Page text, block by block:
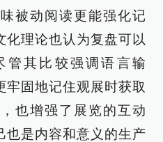
被动阅读更能强化记
化理论也认为复盘可以
管其比较强调语言输
牢固地记住观展时获取
也增强了展览的互动
也是内容和意义的生产